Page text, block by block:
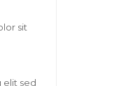
sit
elit sed